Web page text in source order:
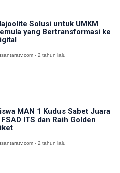
Solusi untuk UMKM
yang Bertransformasi ke
- 2 tahun lalu
MAN 1 Kudus Sabet Juara
ITS dan Raih Golden
- 2 tahun lalu